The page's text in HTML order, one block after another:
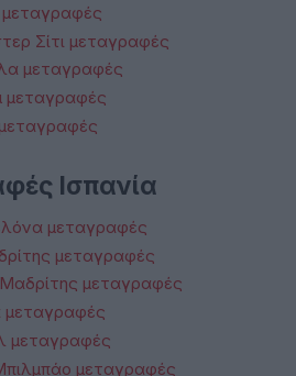
Σίτι μεταγραφές
μεταγραφές
μεταγραφές
Ισπανία
μεταγραφές
μεταγραφές
Μαδρίτης μεταγραφές
μεταγραφές
μεταγραφές
μεταγραφές